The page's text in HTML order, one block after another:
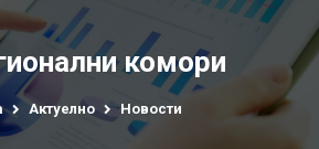
комори
Актуелно Новости